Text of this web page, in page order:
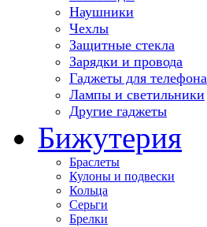
Наушники
Чехлы
Защитные стекла
Зарядки и провода
Гаджеты для телефона
Лампы и светильники
Другие гаджеты
Бижутерия
Браслеты
Кулоны и подвески
Кольца
Серьги
Брелки